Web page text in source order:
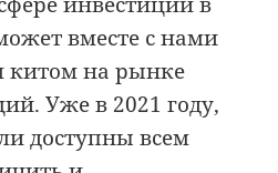
вместе с нами
китом на рынке
Уже в 2021 году,
доступны всем